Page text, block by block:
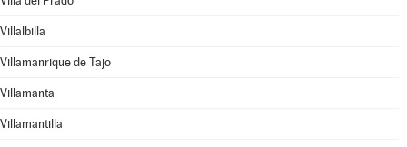
Villalbilla
Villamanrique de Tajo
Villamanta
Villamantilla